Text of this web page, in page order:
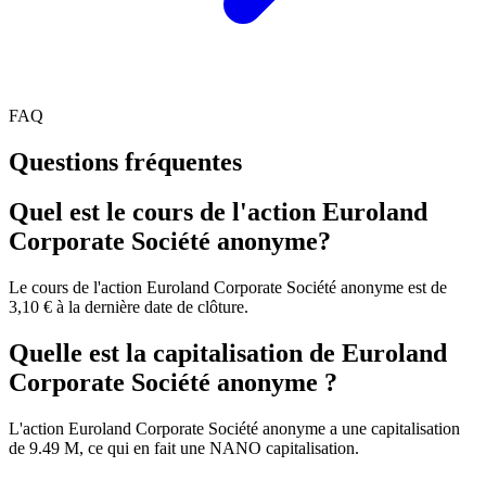
FAQ
Questions fréquentes
Quel est le cours de l'action Euroland
Corporate Société anonyme?
Le cours de l'action Euroland Corporate Société anonyme est de
3,10 € à la dernière date de clôture.
Quelle est la capitalisation de Euroland
Corporate Société anonyme ?
L'action Euroland Corporate Société anonyme a une capitalisation
de 9.49 M, ce qui en fait une NANO capitalisation.